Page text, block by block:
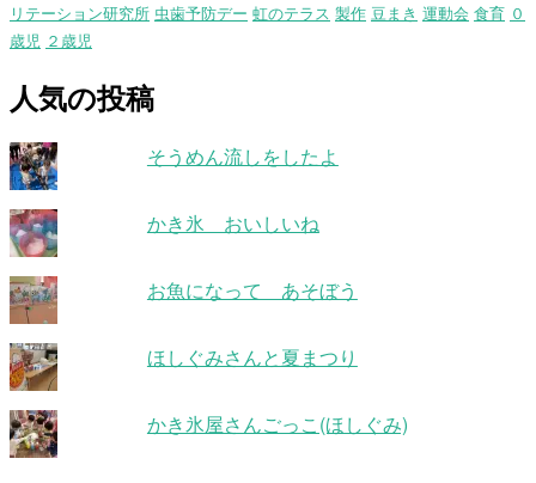
リテーション研究所 虫歯予防デー 虹のテラス 製作 豆まき 運動会 食育 ０
歳児 ２歳児
人気の投稿
そうめん流しをしたよ
かき氷 おいしいね
お魚になって あそぼう
ほしぐみさんと夏まつり
かき氷屋さんごっこ(ほしぐみ)